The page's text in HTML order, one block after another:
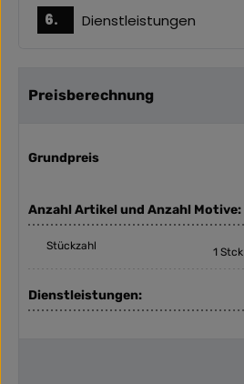
6. Dienstleistungen
Preisberechnung
Grundpreis
Anzahl Artikel und Anzahl Motive:
Stückzahl 1 Stck
Dienstleistungen: